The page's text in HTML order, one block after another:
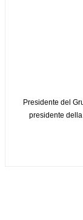
Presidente del
presidente